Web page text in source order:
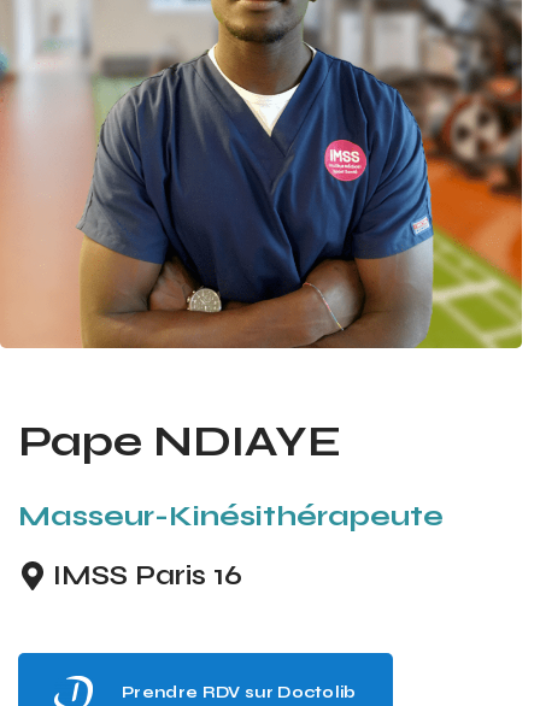
Pape NDIAYE
Masseur-Kinésithérapeute
IMSS Paris 16
Prendre RDV sur Doctolib